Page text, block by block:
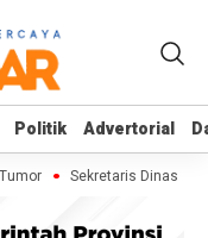
Politik Advertorial
Politik Advertorial
Sekretaris Dinas